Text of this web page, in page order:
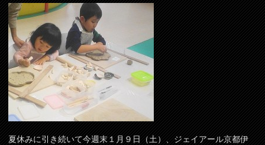
夏休みに引き続いて今週末１月９日（土）、ジェイアール京都伊